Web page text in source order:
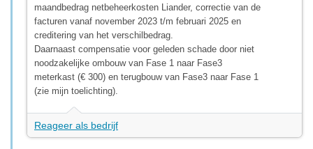
maandbedrag netbeheerkosten Liander, correctie van de
facturen vanaf november 2023 t/m februari 2025 en
creditering van het verschilbedrag.
Daarnaast compensatie voor geleden schade door niet
noodzakelijke ombouw van Fase 1 naar Fase3
meterkast (€ 300) en terugbouw van Fase3 naar Fase 1
(zie mijn toelichting).
Reageer als bedrijf